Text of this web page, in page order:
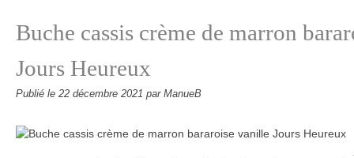
Buche cassis crème de marron
Jours Heureux
Publié le 22 décembre 2021 par ManueB